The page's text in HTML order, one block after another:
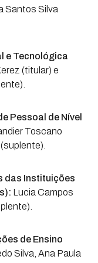
Santos Silva
e Tecnológica
(titular) e
Pessoal de Nível
Toscano
das Instituições
Lucia Campos
de Ensino
Silva, Ana Paula